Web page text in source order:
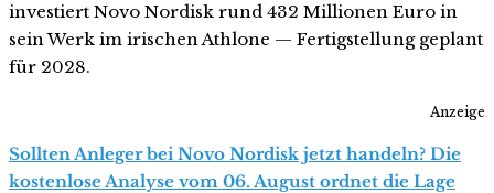
investiert Novo Nordisk rund 432 Millionen Euro in
sein Werk im irischen Athlone — Fertigstellung geplant
für 2028.
Anzeige
Sollten Anleger bei Novo Nordisk jetzt handeln? Die
kostenlose Analyse vom 06. August ordnet die Lage